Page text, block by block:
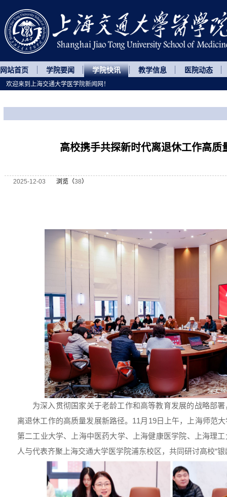
网站首页 学院要闻 学院快讯 教学信息 医院动态
高校携手共探新时代离退休工作高质
2025-12-03 浏览（38）
为深入贯彻国家关于老龄工作和高等教育发展的战略部
离退休工作的高质量发展新路径。11月19日上午，上海师范
第二工业大学、上海中医药大学、上海健康医学院、上海理
人与代表齐聚上海交通大学医学院浦东校区，共同研讨高校“银
欢迎来到上海交通大学医学院新闻网！